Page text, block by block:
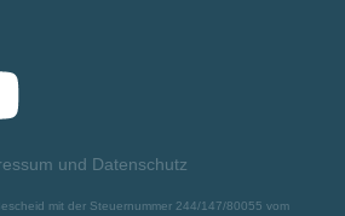
und Datenschutz
mit der Steuernummer 244/147/80055 vom